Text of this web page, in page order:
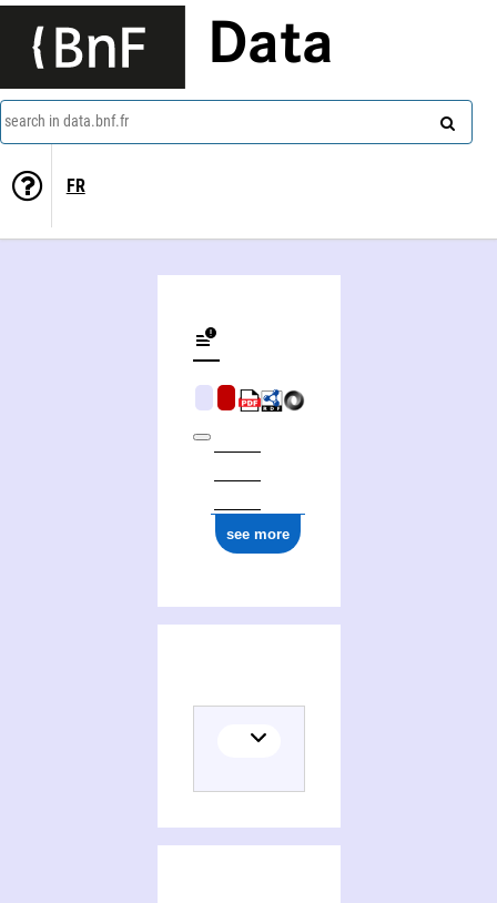
Data
search in data.bnf.fr
FR
see more